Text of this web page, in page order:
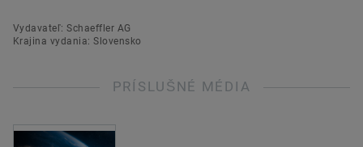
Vydavateľ: Schaeffler AG
Krajina vydania: Slovensko
PRÍSLUŠNÉ MÉDIA